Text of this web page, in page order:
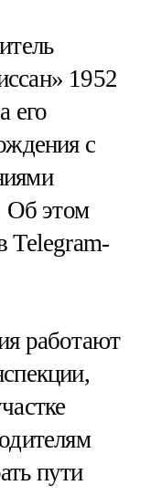
1952
его
с
Об этом
Telegram-
работают
пути